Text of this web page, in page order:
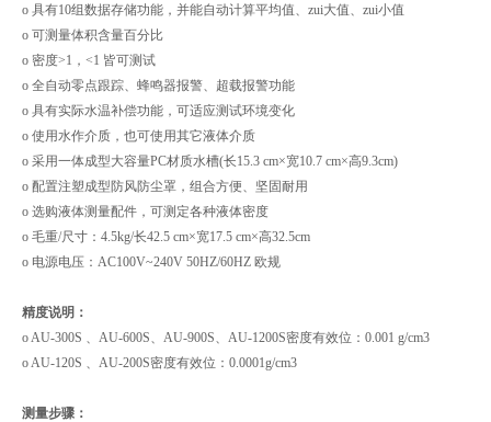
o 具有10组数据存储功能，并能自动计算平均值、zui大值、zui小值
o 可测量体积含量百分比
o 密度>1，<1 皆可测试
o 全自动零点跟踪、蜂鸣器报警、超载报警功能
o 具有实际水温补偿功能，可适应测试环境变化
o 使用水作介质，也可使用其它液体介质
o 采用一体成型大容量PC材质水槽(长15.3 cm×宽10.7 cm×高9.3cm)
o 配置注塑成型防风防尘罩，组合方便、坚固耐用
o 选购液体测量配件，可测定各种液体密度
o 毛重/尺寸：4.5kg/长42.5 cm×宽17.5 cm×高32.5cm
o 电源电压：AC100V~240V 50HZ/60HZ 欧规
精度说明：
o AU-300S 、AU-600S、AU-900S、AU-1200S密度有效位：0.001 g/cm3
o AU-120S 、AU-200S密度有效位：0.0001g/cm3
测量步骤：